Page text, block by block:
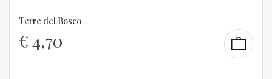
Terre del Bosco
€4,70